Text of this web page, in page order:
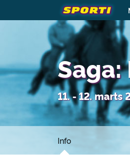
11. - 12. marts
Info